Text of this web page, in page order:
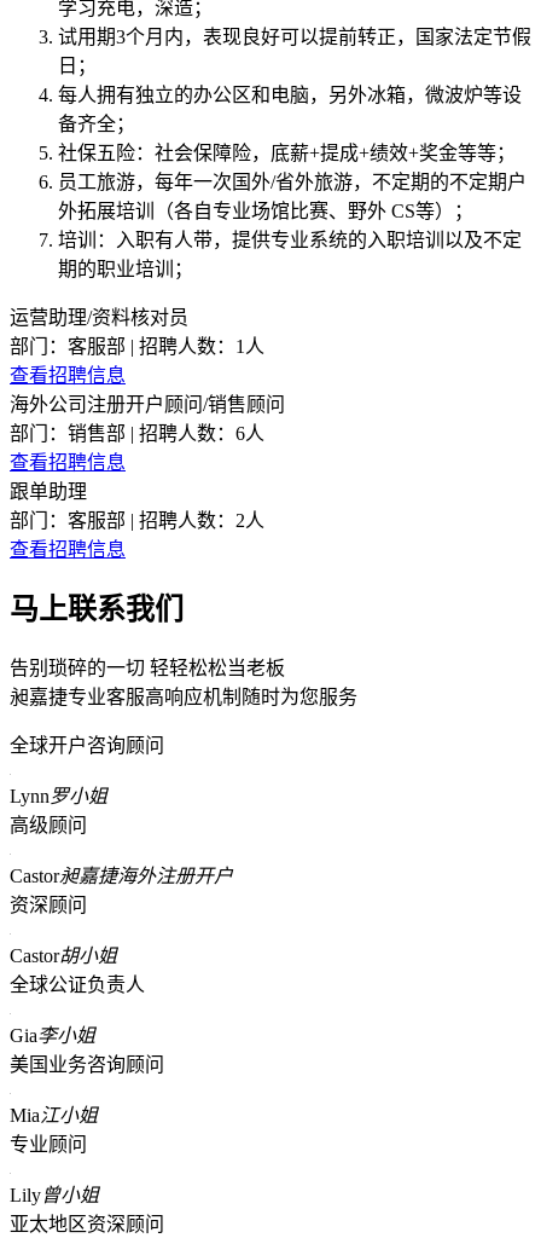
学习充电，深造；
试用期3个月内，表现良好可以提前转正，国家法定节假
日；
每人拥有独立的办公区和电脑，另外冰箱，微波炉等设
备齐全；
社保五险：社会保障险，底薪+提成+绩效+奖金等等；
员工旅游，每年一次国外/省外旅游，不定期的不定期户
外拓展培训（各自专业场馆比赛、野外 CS等）；
培训：入职有人带，提供专业系统的入职培训以及不定
期的职业培训；
运营助理/资料核对员
部门：客服部 | 招聘人数：1人
查看招聘信息
海外公司注册开户顾问/销售顾问
部门：销售部 | 招聘人数：6人
查看招聘信息
跟单助理
部门：客服部 | 招聘人数：2人
查看招聘信息
马上联系我们
告别琐碎的一切 轻轻松松当老板
昶嘉捷专业客服高响应机制随时为您服务
全球开户咨询顾问
Lynn罗小姐
高级顾问
Castor昶嘉捷海外注册开户
资深顾问
Castor胡小姐
全球公证负责人
Gia李小姐
美国业务咨询顾问
Mia江小姐
专业顾问
Lily曾小姐
亚太地区资深顾问